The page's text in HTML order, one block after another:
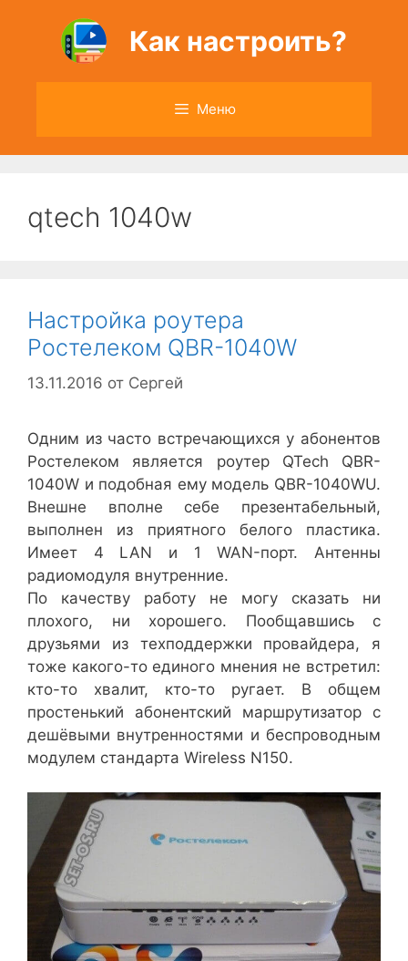
содержимому
Как настроить?
Меню
qtech 1040w
Настройка роутера
Ростелеком QBR-1040W
13.11.2016 от Сергей
Одним из часто встречающихся у абонентов
Ростелеком является роутер QTech QBR-
1040W и подобная ему модель QBR-1040WU.
Внешне вполне себе презентабельный,
выполнен из приятного белого пластика.
Имеет 4 LAN и 1 WAN-порт. Антенны
радиомодуля внутренние.
По качеству работу не могу сказать ни
плохого, ни хорошего. Пообщавшись с
друзьями из техподдержки провайдера, я
тоже какого-то единого мнения не встретил:
кто-то хвалит, кто-то ругает. В общем
простенький абонентский маршрутизатор с
дешёвыми внутренностями и беспроводным
модулем стандарта Wireless N150.